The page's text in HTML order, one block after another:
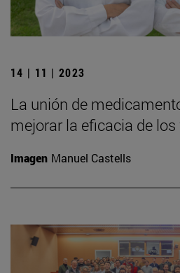
14 | 11 | 2023
La unión de
mejorar la eficacia de
Imagen Manuel Castells